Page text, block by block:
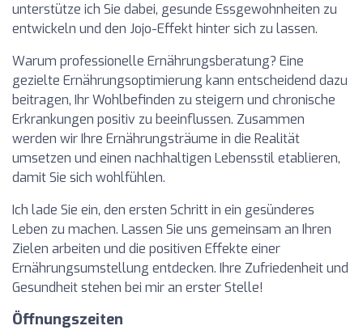
unterstütze ich Sie dabei, gesunde Essgewohnheiten zu
entwickeln und den Jojo-Effekt hinter sich zu lassen.
Warum professionelle Ernährungsberatung? Eine
gezielte Ernährungsoptimierung kann entscheidend dazu
beitragen, Ihr Wohlbefinden zu steigern und chronische
Erkrankungen positiv zu beeinflussen. Zusammen
werden wir Ihre Ernährungsträume in die Realität
umsetzen und einen nachhaltigen Lebensstil etablieren,
damit Sie sich wohlfühlen.
Ich lade Sie ein, den ersten Schritt in ein gesünderes
Leben zu machen. Lassen Sie uns gemeinsam an Ihren
Zielen arbeiten und die positiven Effekte einer
Ernährungsumstellung entdecken. Ihre Zufriedenheit und
Gesundheit stehen bei mir an erster Stelle!
Öffnungszeiten